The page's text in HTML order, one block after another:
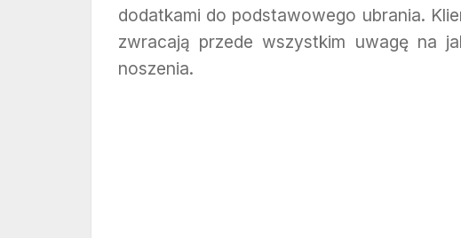
dodatkami do podstawowego ubrania.
zwracają przede wszystkim uwagę na
noszenia.